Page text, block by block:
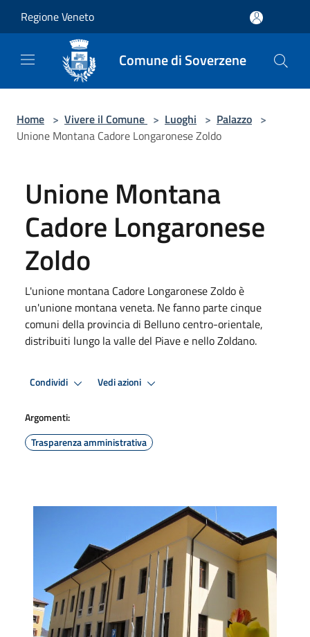
Regione Veneto
Comune di Soverzene
Home > Vivere il Comune > Luoghi > Palazzo >
Unione Montana Cadore Longaronese Zoldo
Unione Montana
Cadore Longaronese
Zoldo
L'unione montana Cadore Longaronese Zoldo è
un'unione montana veneta. Ne fanno parte cinque
comuni della provincia di Belluno centro-orientale,
distribuiti lungo la valle del Piave e nello Zoldano.
Condividi Vedi azioni
Argomenti:
Trasparenza amministrativa